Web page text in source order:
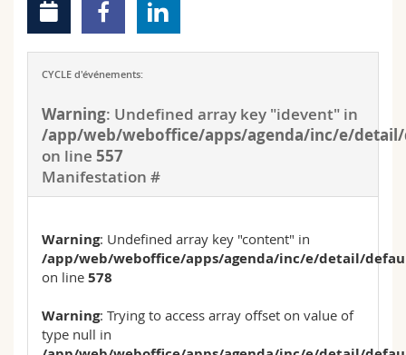
CYCLE d'événements:
Warning: Undefined array key "idevent" in
/app/web/weboffice/apps/agenda/inc/e/
on line 557
Manifestation #
Warning: Undefined array key "content" in
/app/web/weboffice/apps/agenda/inc/e/detail/
on line 578
Warning: Trying to access array offset on value of
type null in